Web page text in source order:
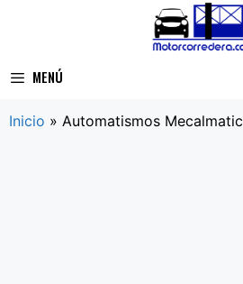
MENÚ
Inicio » Automatismos Mecalmatic